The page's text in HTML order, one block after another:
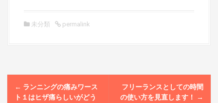
未分類 permalink
← ランニングの痛みワース
ト１はヒザ痛らしいがどう
フリーランスとしての時間
の使い方を見直します！ →